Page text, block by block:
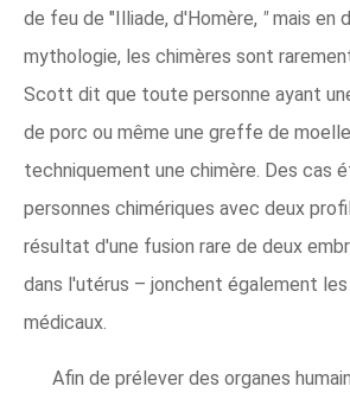
de feu de "Illiade, d'Homère, "mais en
mythologie, les chimères sont
Scott dit que toute personne ayant
de porc ou même une greffe de
techniquement une chimère. Des cas
personnes chimériques avec deux
résultat d'une fusion rare de deux
dans l'utérus – jonchent également
médicaux.
Afin de prélever des organes